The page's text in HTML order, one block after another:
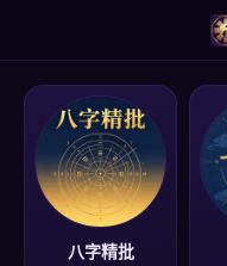
八字精批